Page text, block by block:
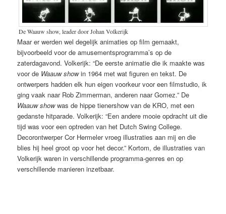
De Waauw show, leader door Johan Volkerijk
Maar er werden wel degelijk animaties op film gemaakt,
bijvoorbeeld voor de amusementsprogramma’s op de
zaterdagavond. Volkerijk: “De eerste animatie die ik maakte was
voor de Waauw showin 1964 met wat figuren en tekst. De
ontwerpers hadden elk hun eigen voorkeur voor een filmstudio, ik
ging vaak naar Rob Zimmerman, anderen naar Gomez.” De
Waauw showwas de hippe tienershow van de KRO, met een
gedanste hitparade. Volkerijk: “Een andere mooie opdracht uit die
tijd was voor een optreden van het Dutch Swing College.
Decorontwerper Cor Hermeler vroeg illustraties aan mij en die
blies hij heel groot op voor het decor.” Kortom, de illustraties van
Volkerijk waren in verschillende programma-genres en op
verschillende manieren inzetbaar.